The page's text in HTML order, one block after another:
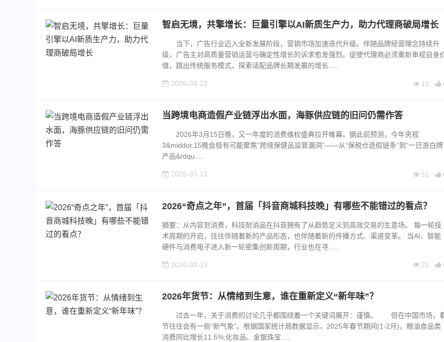
智启无境，共擎增长：巨量引擎以AI新质生产力，助力代理商破局增长
当下，广告行业迈入全新发展阶段，营销市场加速迭代升级。伴随品牌经营理念持续升
级，广告主对高质量营销运营与确定性增长的诉求愈发强烈。促使代理商必须重新审视自身
值，跳出传统服务模式，探索适配品牌长期发展的增长.....
2026-04-23 15
当跨境电商造假产业链浮出水面，海豚供应链的旧问仍需作答
2026年3月15日晚，又一年度的消费维权盛典拉开帷幕。据此前预测，今年央视
3&middot;15晚会极有可能聚焦“跨境保健品监管漏洞”——从“保税仓造假链条”到“一日游白牌
产品&rdqu.....
2026-03-15 51
2026“奇点之年”，首届「抖音商城科技晚」有哪些不能错过的看点？
摘要：从内容到消费，科技耐消品在抖音拥有了从趋势定义到高效交易的生意场。 每一轮技
术周期的开启，往往伴随着新的产品形态，也伴随着新的传播方式、渠道变革。 当AI、智能
硬件与消费电子进入新一轮密集创新周期，行业也在寻.....
2026-03-15 21
2026年货节：从情绪到生意，谁在重新定义“新年味”？
过去一年，关于消费的讨论几乎都围绕着一个关键词展开：谨慎。 但在中国市场，
节往往会有一些“新气象”。根据国家统计局数据显示，2025年春节期间(1-2月)，粮油食品类
消费同比增长11.5%;化妆品、金银珠宝.....